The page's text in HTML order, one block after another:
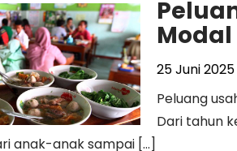
25 Juni 2025
Peluang
Dari tahun
anak-anak sampai […]